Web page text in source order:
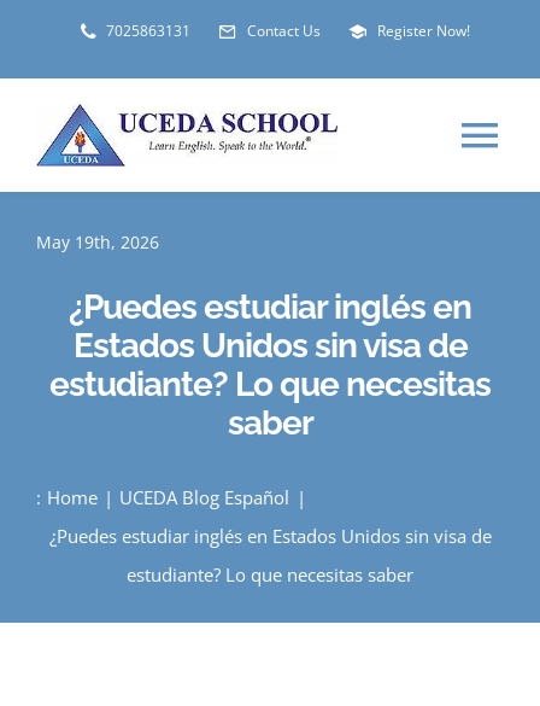
7025863131 Contact Us Register Now!
ABOUT
LOCATIONS
CONTACT
May 19th, 2026
¿Puedes estudiar inglés en
Estados Unidos sin visa de
estudiante? Lo que necesitas
saber
: Home
UCEDA Blog Español
¿Puedes estudiar inglés en Estados Unidos sin visa de
estudiante? Lo que necesitas saber